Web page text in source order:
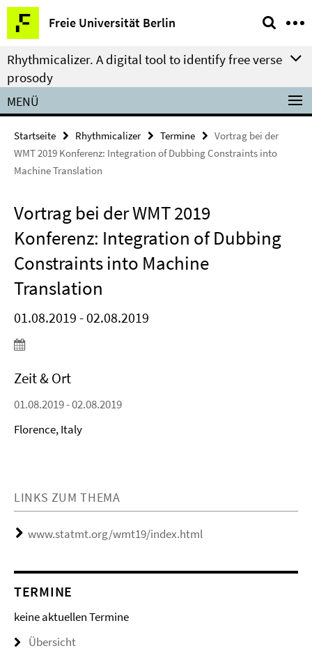
Springe
direkt
zu
Inhalt
Freie Universität Berlin
Service-
Navigation
Rhythmicalizer. A digital tool to identify free verse
prosody
MENÜ
Startseite Rhythmicalizer Termine
Vortrag bei der
WMT 2019 Konferenz: Integration of Dubbing Constraints into
Machine Translation
Vortrag bei der WMT 2019
Konferenz: Integration of Dubbing
Constraints into Machine
Translation
01.08.2019 - 02.08.2019
Zeit & Ort
01.08.2019 - 02.08.2019
Florence, Italy
LINKS ZUM THEMA
www.statmt.org/wmt19/index.html
TERMINE
keine aktuellen Termine
Übersicht